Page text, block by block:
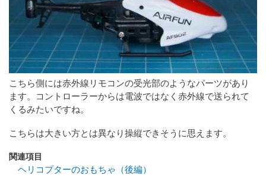
こちら側には赤外線リモコンの受光部のようなパーツがあり
ます。コントローラーからは電波ではなく赤外線で送られて
くるみたいですね。
こちらは大きい方とは異なり操縦できそうに思えます。
関連項目
ヘリコプターのおもちゃ（後編）